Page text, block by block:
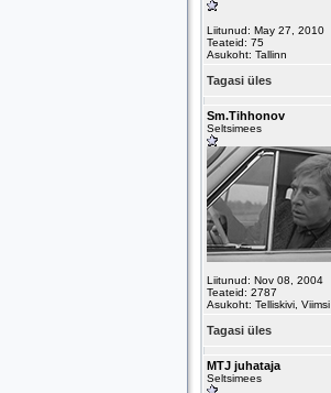
Liitunud: May 27, 2010
Teateid: 75
Asukoht: Tallinn
Tagasi üles
Sm.Tihhonov
Seltsimees
Liitunud: Nov 08, 2004
Teateid: 2787
Asukoht: Telliskivi, Viimsi
Tagasi üles
MTJ juhataja
Seltsimees